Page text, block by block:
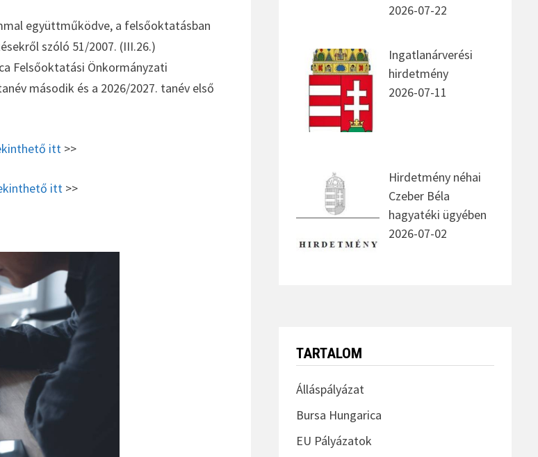
együttműködve, a felsőoktatásban
szóló 51/2007. (III.26.)
Felsőoktatási Önkormányzati
második és a 2026/2027. tanév első
itt >>
itt>>
2026-07-22
Ingatlanárverési
hirdetmény
2026-07-11
Hirdetmény néhai
Czeber Béla
hagyatéki ügyében
2026-07-02
TARTALOM
Álláspályázat
Bursa Hungarica
EU Pályázatok